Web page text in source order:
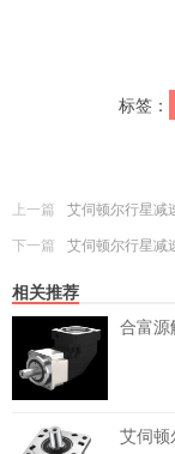
标签：
上一篇
艾伺顿尔行星减
下一篇
艾伺顿尔行星减
相关推荐
合富源
艾伺